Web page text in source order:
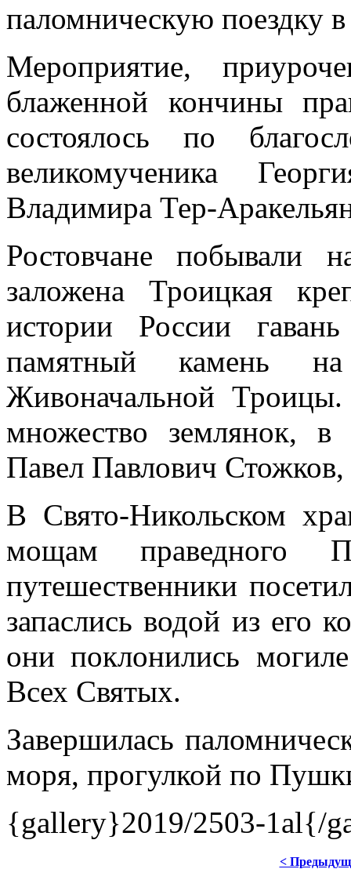
паломническую поездку в
Мероприятие,
блаженной кончины
состоялось по
великомученика
Владимира Тер-
Ростовчане
заложена Троицкая
истории России
памятный камень
Живоначальной
множество землянок,
Павел Павлович Стожков,
В Свято-Никольском
мощам праведного
путешественники
запаслись водой из его
они поклонились
Всех Святых.
Завершилась
моря, прогулкой по
{gallery}2019/2503-1al{/
<